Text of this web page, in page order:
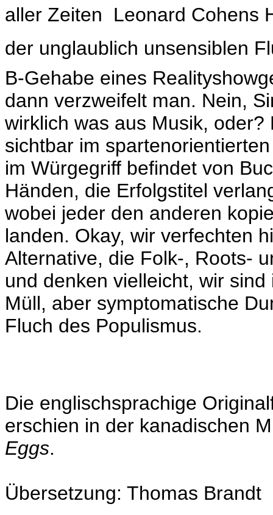
aller Zeiten  Leonard Cohens
der unglaublich unsensiblen
B-Gehabe eines
dann verzweifelt man. Nein,
wirklich was aus Musik,
sichtbar im
im Würgegriff befindet von
Händen, die Erfolgstitel
wobei jeder den anderen
landen. Okay, wir verfechten
Alternative, die Folk-, Roots-
und denken vielleicht, wir
Müll, aber symptomatische
Fluch des Populismus.
Die englischsprachige
erschien in der kanadischen
Eggs.
Übersetzung: Thomas Brandt